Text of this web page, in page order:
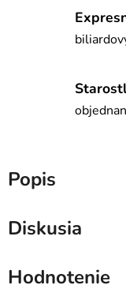
Popis
Diskusia
Hodnotenie